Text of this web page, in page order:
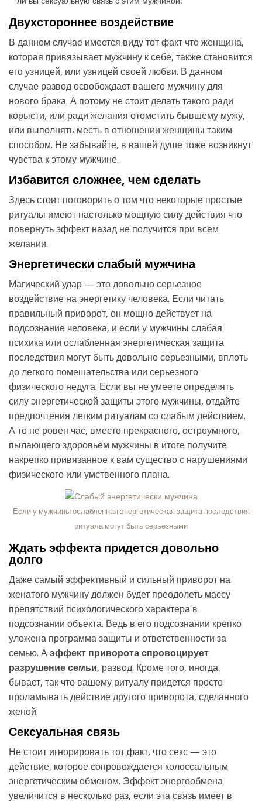
Двухстороннее воздействие
В данном случае имеется виду тот факт что женщина,
которая привязывает мужчину к себе, также становится
его узницей, или узницей своей любви. В данном
случае развод освобождает вашего мужчину для
нового брака. А потому не стоит делать такого ради
корысти, или ради желания отомстить бывшему мужу,
или выполнять месть в отношении женщины таким
способом. Не забывайте, в вашей душе тоже возникнут
чувства к этому мужчине.
Избавится сложнее, чем сделать
Здесь стоит поговорить о том что некоторые простые
ритуалы имеют настолько мощную силу действия что
повернуть эффект назад не получится при всем
желании.
Энергетически слабый мужчина
Магический удар — это довольно серьезное
воздействие на энергетику человека. Если читать
правильный приворот, он мощно действует на
подсознание человека, и если у мужчины слабая
психика или ослабленная энергетическая защита
последствия могут быть довольно серьезными, вплоть
до легкого помешательства или серьезного
физического недуга. Если вы не умеете определять
силу энергетической защиты этого мужчины, отдайте
предпочтения легким ритуалам со слабым действием.
А то не ровен час, вместо прекрасного, остроумного,
пылающего здоровьем мужчины в итоге получите
накрепко привязанное к вам существо с нарушениями
физического или умственного плана.
Если у мужчины ослабленная энергетическая защита последствия
ритуала могут быть серьезными
Ждать эффекта придется довольно
долго
Даже самый эффективный и сильный приворот на
женатого мужчину должен будет преодолеть массу
препятствий психологического характера в
подсознании объекта. Ведь в его подсознании крепко
уложена программа защиты и ответственности за
семью. А эффект приворота спровоцирует
разрушение семьи, развод. Кроме того, иногда
бывает, так что вашему ритуалу придется просто
проламывать действие другого приворота, сделанного
женой.
Сексуальная связь
Не стоит игнорировать тот факт, что секс — это
действие, которое сопровождается колоссальным
энергетическим обменом. Эффект энергообмена
увеличится в несколько раз, если эта связь имеет в